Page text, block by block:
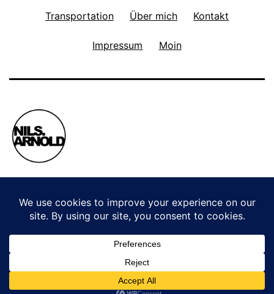
Transportation Über mich Kontakt
Impressum Moin
Stolz präsentiert von WordPress
WordPress Cookie Plugin von Real Cookie